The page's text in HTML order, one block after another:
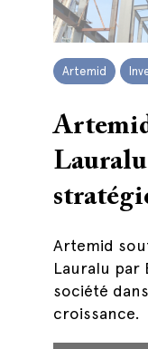
Artemid
Lauralu
Artemid
Lauralu par
société
croissance.